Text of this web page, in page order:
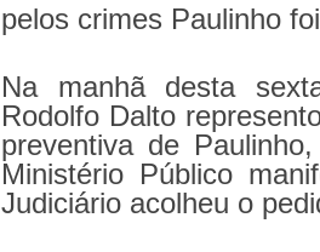
pelos crimes Paulinho
Na manhã desta
Rodolfo Dalto
preventiva de
Ministério Público
Judiciário acolheu o